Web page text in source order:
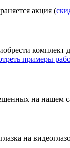
акция (
комплект
примеры
на нашем
на